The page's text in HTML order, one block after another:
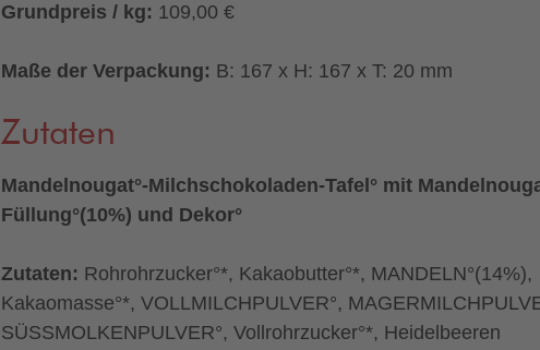
Grundpreis / kg: 109,00 €
Maße der Verpackung: B: 167 x H: 167 x T: 20 mm
Zutaten
Mandelnougat°-Milchschokoladen-Tafel° mit
Füllung°(10%) und Dekor°
Zutaten: Rohrohrzucker°*, Kakaobutter°*, MANDELN°(14%),
Kakaomasse°*, VOLLMILCHPULVER°,
SÜSSMOLKENPULVER°, Vollrohrzucker°*, Heidelbeeren